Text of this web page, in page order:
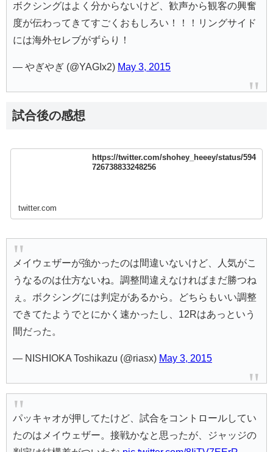
ボクシングはよく分からないけど、歓声から観客の興奮
度が伝わってきてすごくおもしろい！！！リングサイド
には海外セレブがずらり！
— やぎやぎ (@YAGIx2) May 3, 2015
試合後の感想
https://twitter.com/shohey_heeey/status/594
726738833248256
twitter.com
メイウェザーが強かったのは間違いないけど、人気がこ
うなるのは仕方ないね。調整間違えなければまだ勝つね
ぇ。ボクシングには判定があるから。どちらもいい調整
できてたようでとにかく速かったし、12Rはあっという
間だった。
— NISHIOKA Toshikazu (@riasx) May 3, 2015
パッキャオが押してたけど、試合をコントロールしてい
たのはメイウェザー。接戦かなと思ったが、ジャッジの